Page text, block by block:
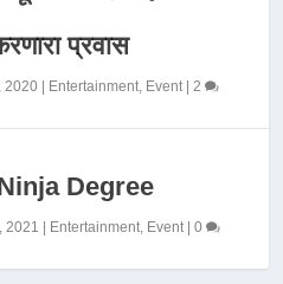
प्रवास
2020 Entertainment, Event|2
Degree
2021 Entertainment, Event|0